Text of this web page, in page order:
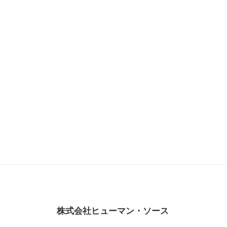
株式会社ヒューマン・ソース